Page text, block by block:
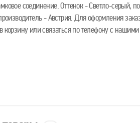
соединение. Оттенок - Светло-серый,
- Австрия. Для оформления
корзину или связаться по телефону с нашими